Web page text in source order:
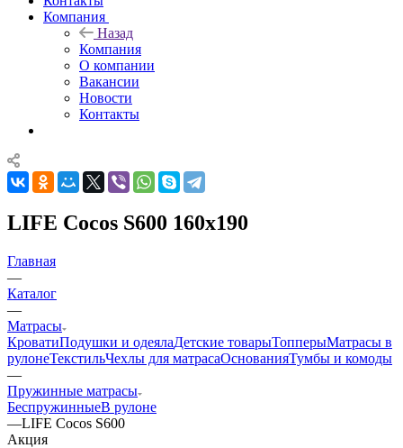
Компания
Назад
Компания
О компании
Вакансии
Новости
Контакты
LIFE Cocos S600 160x190
Главная
—
Каталог
—
Матрасы
КроватиПодушки и одеялаДетские товарыТопперыМатрасы в
рулонеТекстильЧехлы для матрасаОснованияТумбы и комоды
—
Пружинные матрасы
БеспружинныеВ рулоне
—LIFE Cocos S600
Акция